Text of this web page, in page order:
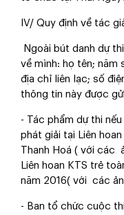
IV/ Quy định về tác
Ngoài bút danh dự
về mình: họ tên; năm
địa chỉ liên lạc; số
thông tin này được
- Tác phẩm dự thi
phát giải tại Liên
Thanh Hoá ( với các
Liên hoan KTS trẻ
năm 2016( với các
- Ban tổ chức cuộc